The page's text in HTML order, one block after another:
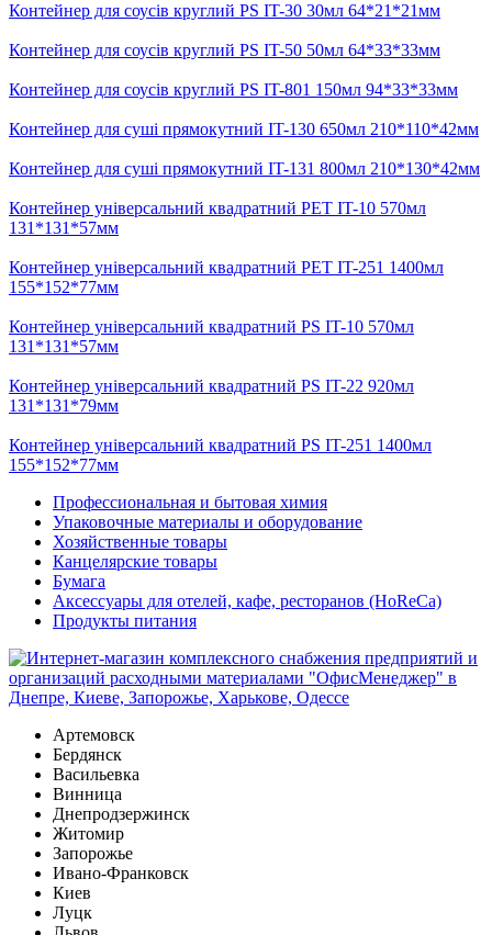
Контейнер для соусів круглий PS IT-30 30мл 64*21*21мм
Контейнер для соусів круглий PS IT-50 50мл 64*33*33мм
Контейнер для соусів круглий PS IT-801 150мл 94*33*33мм
Контейнер для суші прямокутний IT-130 650мл 210*110*42мм
Контейнер для суші прямокутний IT-131 800мл 210*130*42мм
Контейнер універсальний квадратний PET IT-10 570мл
131*131*57мм
Контейнер універсальний квадратний PET IT-251 1400мл
155*152*77мм
Контейнер універсальний квадратний PS IT-10 570мл
131*131*57мм
Контейнер універсальний квадратний PS IT-22 920мл
131*131*79мм
Контейнер універсальний квадратний PS IT-251 1400мл
155*152*77мм
Профессиональная и бытовая химия
Упаковочные материалы и оборудование
Хозяйственные товары
Канцелярские товары
Бумага
Аксессуары для отелей, кафе, ресторанов (HoReCa)
Продукты питания
Артемовск
Бердянск
Васильевка
Винница
Днепродзержинск
Житомир
Запорожье
Ивано-Франковск
Киев
Луцк